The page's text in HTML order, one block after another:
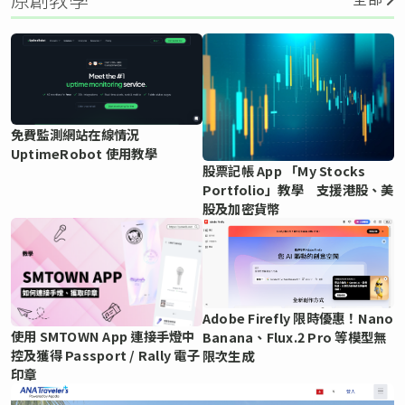
免費監測網站在線情況
UptimeRobot 使用教學
股票記帳 App 「My Stocks
Portfolio」教學 支援港股、美
股及加密貨幣
使用 SMTOWN App 連接手燈中
控及獲得 Passport / Rally 電子
印章
Adobe Firefly 限時優惠！Nano
Banana、Flux.2 Pro 等模型無
限次生成